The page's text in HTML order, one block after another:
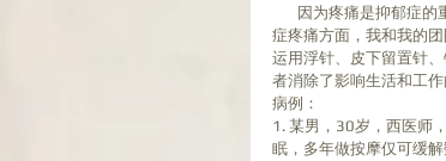
症疼痛方面，我和我的
运用浮针、皮下留置针
者消除了影响生活和工
病例：
1. 某男，30岁，西医师
眠，多年做按摩仅可缓